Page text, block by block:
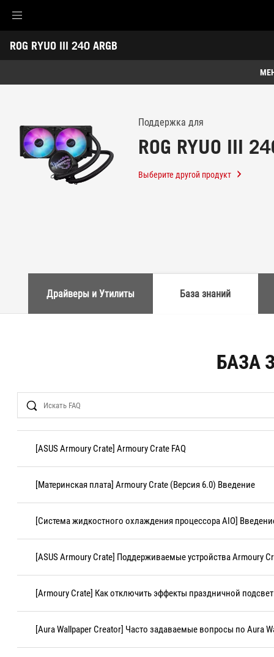
Accessibility links
Skip to content
Accessibility Help
Skip to Menu
ASUS Footer
ROG RYUO III 240 ARGB
-
Награды
Поддержка для
ROG RYUO III
Выберите другой продукт
Драйверы и Утилиты База знаний
БАЗА
Search
[ASUS Armoury Crate] Armoury Crate FAQ
[Материнская плата] Armoury Crate (Версия 6.0) Введение
[Система жидкостного охлаждения процессора AIO]
[ASUS Armoury Crate] Поддерживаемые устройства Armoury
[Armoury Crate] Как отключить эффекты праздничной
[Aura Wallpaper Creator] Часто задаваемые вопросы по Aura